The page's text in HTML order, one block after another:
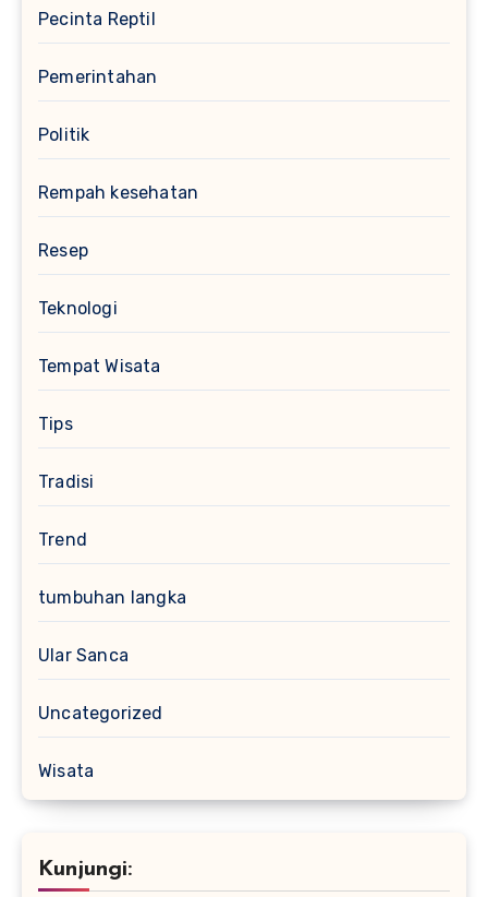
Pecinta Reptil
Pemerintahan
Politik
Rempah kesehatan
Resep
Teknologi
Tempat Wisata
Tips
Tradisi
Trend
tumbuhan langka
Ular Sanca
Uncategorized
Wisata
Kunjungi: